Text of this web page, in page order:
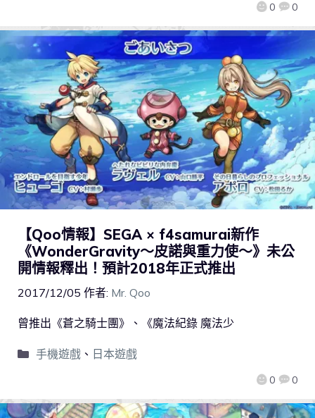
0 0
【Qoo情報】SEGA × f4samurai新作
《WonderGravity～皮諾與重力使～》未公
開情報釋出！預計2018年正式推出
2017/12/05 作者: Mr. Qoo
0 0
曾推出《蒼之騎士團》、《魔法紀錄 魔法少
手機遊戲、 日本遊戲